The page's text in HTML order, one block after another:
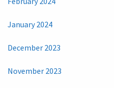
January 2024
December 2023
November 2023